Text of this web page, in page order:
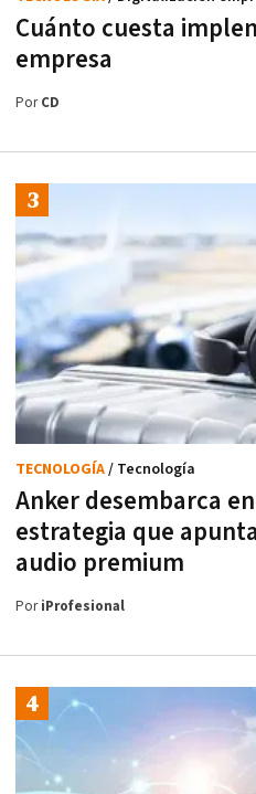
Cuánto cuesta
empresa
PorCD
Anker desembarca
estrategia que
audio premium
TECNOLOGÍA/ Tecnología
PoriProfesional